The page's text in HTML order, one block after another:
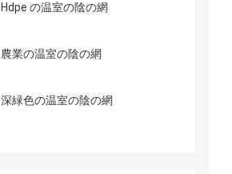
Hdpe の温室の陰の網
農業の温室の陰の網
深緑色の温室の陰の網